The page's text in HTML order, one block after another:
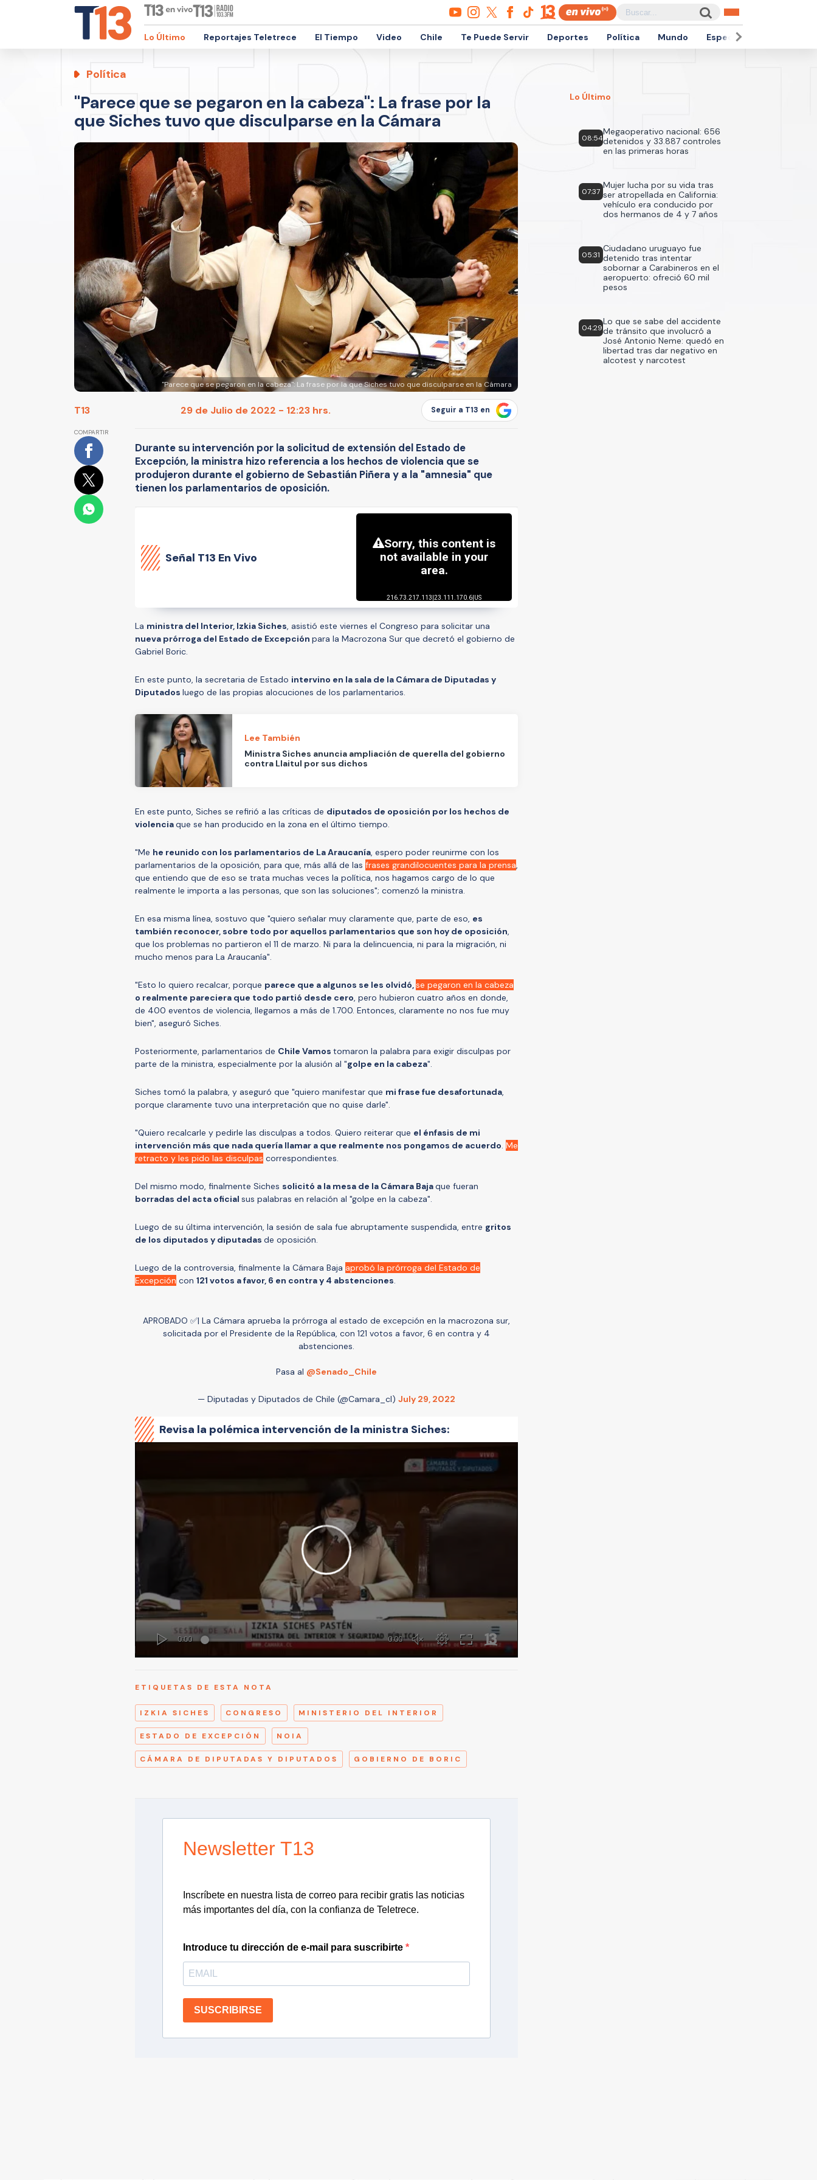
Lo Último Reportajes Teletrece El Tiempo Video Chile Te Puede Servir Deportes Política Mundo Espectáculos
Política
"Parece que se pegaron en la cabeza": La frase por la
que Siches tuvo que disculparse en la Cámara
"Parece que se pegaron en la cabeza": La frase por la que Siches tuvo que disculparse en la Cámara
T13 29 de Julio de 2022 - 12:23 hrs. Seguir a T13 en
COMPARTIR
Durante su intervención por la solicitud de extensión del Estado de
Excepción, la ministra hizo referencia a los hechos de violencia que se
produjeron durante el gobierno de Sebastián Piñera y a la "amnesia" que
tienen los parlamentarios de oposición.
Señal T13 En Vivo
La ministra del Interior, Izkia Siches, asistió este viernes el Congreso para solicitar una
nueva prórroga del Estado de Excepción para la Macrozona Sur que decretó el gobierno de
Gabriel Boric.
En este punto, la secretaria de Estado intervino en la sala de la Cámara de Diputadas y
Diputados luego de las propias alocuciones de los parlamentarios.
Lee También
Ministra Siches anuncia ampliación de querella del gobierno
contra Llaitul por sus dichos
En este punto, Siches se refirió a las críticas de diputados de oposición por los hechos de
violenciaque se han producido en la zona en el último tiempo.
"Me he reunido con los parlamentarios de La Araucanía, espero poder reunirme con los
parlamentarios de la oposición, para que, más allá de las frases grandilocuentes para la prensa,
que entiendo que de eso se trata muchas veces la política, nos hagamos cargo de lo que
realmente le importa a las personas, que son las soluciones"; comenzó la ministra.
En esa misma línea, sostuvo que "quiero señalar muy claramente que, parte de eso, es
también reconocer, sobre todo por aquellos parlamentarios que son hoy de oposición,
que los problemas no partieron el 11 de marzo. Ni para la delincuencia, ni para la migración, ni
mucho menos para La Araucanía".
"Esto lo quiero recalcar, porque parece que a algunos se les olvidó,se pegaron en la cabeza
o realmente pareciera que todo partió desde cero, pero hubieron cuatro años en donde,
de 400 eventos de violencia, llegamos a más de 1.700. Entonces, claramente no nos fue muy
bien", aseguró Siches.
Posteriormente, parlamentarios de Chile Vamos tomaron la palabra para exigir disculpas por
parte de la ministra, especialmente por la alusión al "golpe en la cabeza".
Siches tomó la palabra, y aseguró que "quiero manifestar que mi frase fue desafortunada,
porque claramente tuvo una interpretación que no quise darle".
"Quiero recalcarle y pedirle las disculpas a todos. Quiero reiterar que el énfasis de mi
intervención más que nada quería llamar a que realmente nos pongamos de acuerdo. Me
retracto y les pido las disculpas correspondientes.
Del mismo modo, finalmente Siches solicitó a la mesa de la Cámara Bajaque fueran
borradas del acta oficial sus palabras en relación al "golpe en la cabeza".
Luego de su última intervención, la sesión de sala fue abruptamente suspendida, entre gritos
de los diputados y diputadas de oposición.
Luego de la controversia, finalmente la Cámara Baja aprobó la prórroga del Estado de
Excepción con 121 votos a favor, 6 en contra y 4 abstenciones.
APROBADO ✅| La Cámara aprueba la prórroga al estado de excepción en la macrozona sur,
solicitada por el Presidente de la República, con 121 votos a favor, 6 en contra y 4
abstenciones.
Pasa al @Senado_Chile
— Diputadas y Diputados de Chile (@Camara_cl) July 29, 2022
Revisa la polémica intervención de la ministra Siches:
ETIQUETAS DE ESTA NOTA
IZKIA SICHES CONGRESO MINISTERIO DEL INTERIOR
ESTADO DE EXCEPCIÓN NOIA
CÁMARA DE DIPUTADAS Y DIPUTADOS GOBIERNO DE BORIC
Newsletter T13
Inscríbete en nuestra lista de correo para recibir gratis las noticias
más importantes del día, con la confianza de Teletrece.
Introduce tu dirección de e-mail para suscribirte
SUSCRIBIRSE
Lo Último
08:54
Megaoperativo nacional: 656
detenidos y 33.887 controles
en las primeras horas
07:37
Mujer lucha por su vida tras
ser atropellada en California:
vehículo era conducido por
dos hermanos de 4 y 7 años
05:31
Ciudadano uruguayo fue
detenido tras intentar
sobornar a Carabineros en el
aeropuerto: ofreció 60 mil
pesos
04:29
Lo que se sabe del accidente
de tránsito que involucró a
José Antonio Neme: quedó en
libertad tras dar negativo en
alcotest y narcotest